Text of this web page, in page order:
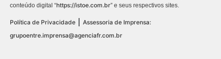
conteúdo digital “https://istoe.com.br” e seus respectivos sites.
Política de Privacidade
Assessoria de Imprensa:
grupoentre.imprensa@agenciafr.com.br